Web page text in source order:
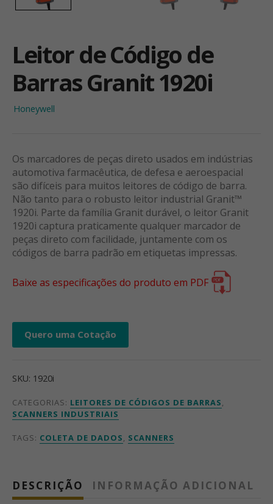
Leitor de Código de
Barras Granit 1920i
Honeywell
Os marcadores de peças direto usados em indústrias
automotiva farmacêutica, de defesa e aeroespacial
são difíceis para muitos leitores de código de barra.
Não tanto para o robusto leitor industrial Granit™
1920i. Parte da família Granit durável, o leitor Granit
1920i captura praticamente qualquer marcador de
peças direto com facilidade, juntamente com os
códigos de barra padrão em etiquetas impressas.
Baixe as especificações do produto em PDF
Quero uma Cotação
SKU: 1920i
CATEGORIAS: LEITORES DE CÓDIGOS DE BARRAS,
SCANNERS INDUSTRIAIS
TAGS: COLETA DE DADOS, SCANNERS
DESCRIÇÃO INFORMAÇÃO ADICIONAL